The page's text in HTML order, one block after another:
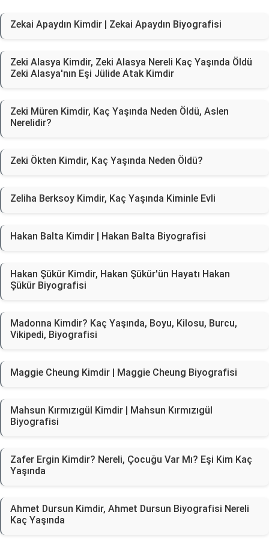
Zekai Apaydın Kimdir | Zekai Apaydın Biyografisi
Zeki Alasya Kimdir, Zeki Alasya Nereli Kaç Yaşında Öldü
Zeki Alasya'nın Eşi Jülide Atak Kimdir
Zeki Müren Kimdir, Kaç Yaşında Neden Öldü, Aslen
Nerelidir?
Zeki Ökten Kimdir, Kaç Yaşında Neden Öldü?
Zeliha Berksoy Kimdir, Kaç Yaşında Kiminle Evli
Hakan Balta Kimdir | Hakan Balta Biyografisi
Hakan Şükür Kimdir, Hakan Şükür'ün Hayatı Hakan
Şükür Biyografisi
Madonna Kimdir? Kaç Yaşında, Boyu, Kilosu, Burcu,
Vikipedi, Biyografisi
Maggie Cheung Kimdir | Maggie Cheung Biyografisi
Mahsun Kırmızıgül Kimdir | Mahsun Kırmızıgül
Biyografisi
Zafer Ergin Kimdir? Nereli, Çocuğu Var Mı? Eşi Kim Kaç
Yaşında
Ahmet Dursun Kimdir, Ahmet Dursun Biyografisi Nereli
Kaç Yaşında